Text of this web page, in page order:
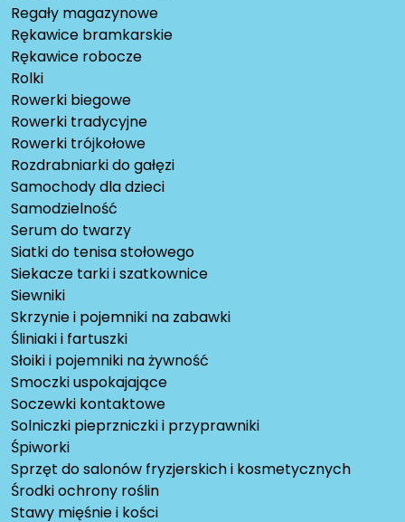
Regały magazynowe
Rękawice bramkarskie
Rękawice robocze
Rolki
Rowerki biegowe
Rowerki tradycyjne
Rowerki trójkołowe
Rozdrabniarki do gałęzi
Samochody dla dzieci
Samodzielność
Serum do twarzy
Siatki do tenisa stołowego
Siekacze tarki i szatkownice
Siewniki
Skrzynie i pojemniki na zabawki
Śliniaki i fartuszki
Słoiki i pojemniki na żywność
Smoczki uspokajające
Soczewki kontaktowe
Solniczki pieprzniczki i przyprawniki
Śpiworki
Sprzęt do salonów fryzjerskich i kosmetycznych
Środki ochrony roślin
Stawy mięśnie i kości